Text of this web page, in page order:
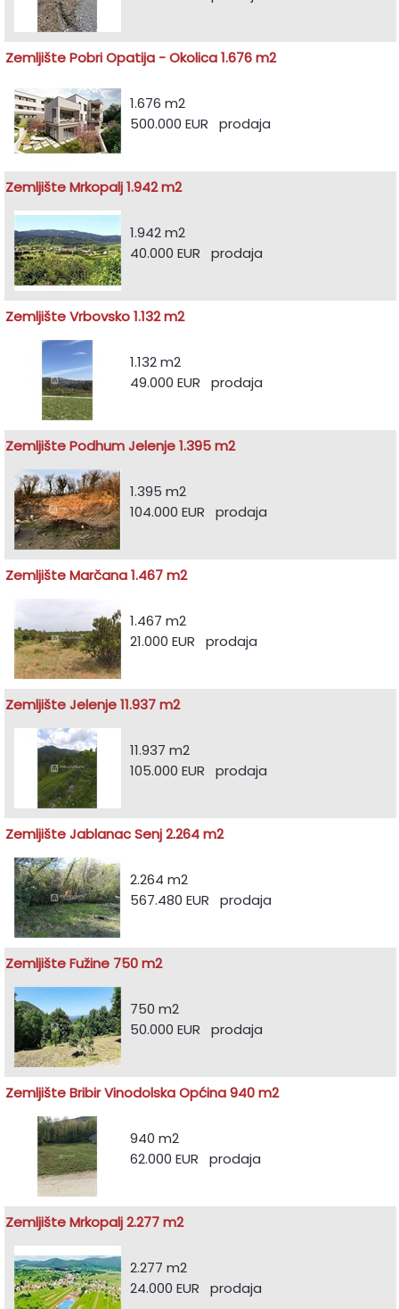
Zemljište Pobri Opatija - Okolica 1.676 m2
1.676 m2
500.000 EUR prodaja
Zemljište Mrkopalj 1.942 m2
1.942 m2
40.000 EUR prodaja
Zemljište Vrbovsko 1.132 m2
1.132 m2
49.000 EUR prodaja
Zemljište Podhum Jelenje 1.395 m2
1.395 m2
104.000 EUR prodaja
Zemljište Marčana 1.467 m2
1.467 m2
21.000 EUR prodaja
Zemljište Jelenje 11.937 m2
11.937 m2
105.000 EUR prodaja
Zemljište Jablanac Senj 2.264 m2
2.264 m2
567.480 EUR prodaja
Zemljište Fužine 750 m2
750 m2
50.000 EUR prodaja
Zemljište Bribir Vinodolska Općina 940 m2
940 m2
62.000 EUR prodaja
Zemljište Mrkopalj 2.277 m2
2.277 m2
24.000 EUR prodaja